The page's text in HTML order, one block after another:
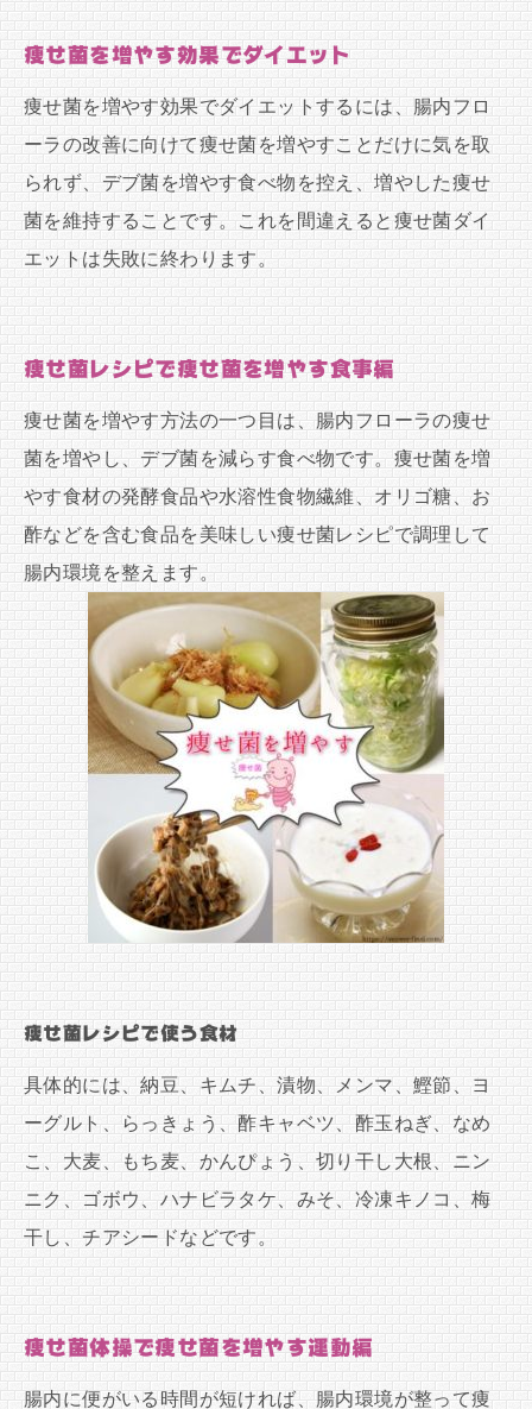
痩せ菌を増やす効果でダイエット
痩せ菌を増やす効果でダイエットするには、腸内フロ
ーラの改善に向けて痩せ菌を増やすことだけに気を取
られず、デブ菌を増やす食べ物を控え、増やした痩せ
菌を維持することです。これを間違えると痩せ菌ダイ
エットは失敗に終わります。
痩せ菌レシピで痩せ菌を増やす食事編
痩せ菌を増やす方法の一つ目は、腸内フローラの痩せ
菌を増やし、デブ菌を減らす食べ物です。痩せ菌を増
やす食材の発酵食品や水溶性食物繊維、オリゴ糖、お
酢などを含む食品を美味しい痩せ菌レシピで調理して
腸内環境を整えます。
痩せ菌レシピで使う食材
具体的には、納豆、キムチ、漬物、メンマ、鰹節、ヨ
ーグルト、らっきょう、酢キャベツ、酢玉ねぎ、なめ
こ、大麦、もち麦、かんぴょう、切り干し大根、ニン
ニク、ゴボウ、ハナビラタケ、みそ、冷凍キノコ、梅
干し、チアシードなどです。
痩せ菌体操で痩せ菌を増やす運動編
腸内に便がいる時間が短ければ、腸内環境が整って痩